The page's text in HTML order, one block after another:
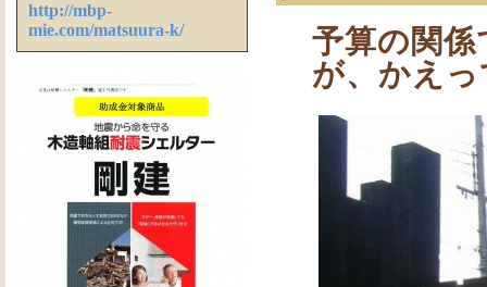
予算の関
が、かえ
http://mbp-
mie.com/matsuura-k/